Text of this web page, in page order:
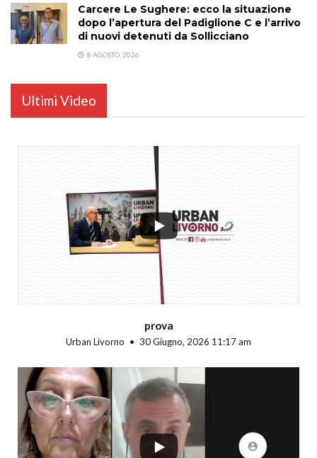
Carcere Le Sughere: ecco la situazione
dopo l’apertura del Padiglione C e l’arrivo
di nuovi detenuti da Sollicciano
8 AGOSTO, 2026
Ultimi Video
prova
Urban Livorno 30 Giugno, 2026 11:17 am